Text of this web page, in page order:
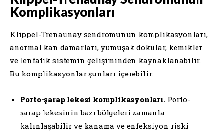
Komplikasyonları
Klippel-Trenaunay sendromunun komplikasyonları,
anormal kan damarları, yumuşak dokular, kemikler
ve lenfatik sistemin gelişiminden kaynaklanabilir.
Bu komplikasyonlar şunları içerebilir:
Porto-şarap lekesi komplikasyonları. Porto-
şarap lekesinin bazı bölgeleri zamanla
kalınlaşabilir ve kanama ve enfeksiyon riski